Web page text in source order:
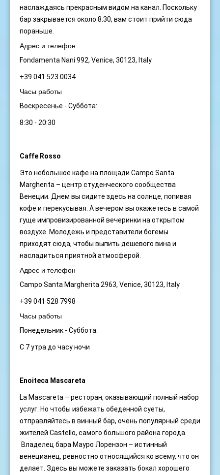
наслаждаясь прекрасным видом на канал. Поскольку
бар закрывается около 8:30, вам стоит прийти сюда
пораньше.
Адрес и телефон
Fondamenta Nani 992, Venice, 30123, Italy
+39 041 523 0034
Часы работы
Воскресенье - Суббота:
8:30 - 20:30
Caffe Rosso
Это небольшое кафе на площади Campo Santa
Margherita – центр студенческого сообщества
Венеции. Днем вы сидите здесь на солнце, попивая
кофе и перекусывая. А вечером вы окажетесь в самой
гуще импровизированной вечеринки на открытом
воздухе. Молодежь и представители богемы
приходят сюда, чтобы выпить дешевого вина и
насладиться приятной атмосферой.
Адрес и телефон
Campo Santa Margherita 2963, Venice, 30123, Italy
+39 041 528 7998
Часы работы
Понедельник - Суббота:
С 7 утра до часу ночи
Enoiteca Mascareta
La Mascareta – ресторан, оказывающий полный набор
услуг. Но чтобы избежать обеденной суеты,
отправляйтесь в винный бар, очень популярный среди
жителей Castello, самого большого района города.
Владелец бара Мауро Лорензон – истинный
венецианец, ревностно относящийся ко всему, что он
делает. Здесь вы можете заказать бокал хорошего